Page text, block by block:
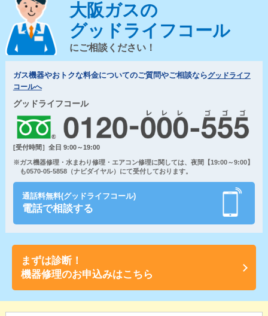
大阪ガスの
グッドライフコール
にご相談ください！
ガス機器やおトクな料金についてのご質問やご相談ならグッドライフ
コールへ
グッドライフコール
[受付時間］全日 9:00～19:00
※ガス機器修理・水まわり修理・エアコン修理に関しては、夜間【19:00～9:00】
も0570-05-5858（ナビダイヤル）にて受付しております。
通話料無料(グッドライフコール)
電話で相談する
まずは診断！
機器修理のお申込みはこちら